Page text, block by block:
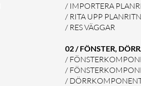
/ IMPORTERA
/ RITA UPP
/ RES VÄGGAR
02 / FÖNSTER,
/
/
/